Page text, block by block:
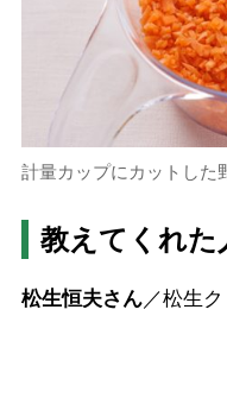
計量カップにカットした
教えてくれた
松生恒夫さん／松生